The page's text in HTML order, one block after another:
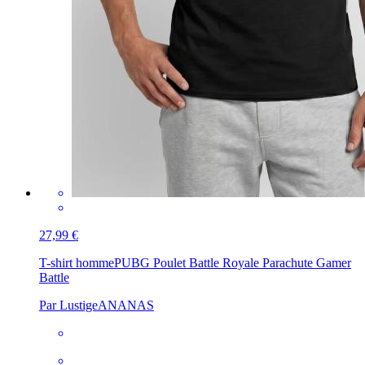
27,99 €
T-shirt hommePUBG Poulet Battle Royale Parachute Gamer
Battle
Par LustigeANANAS